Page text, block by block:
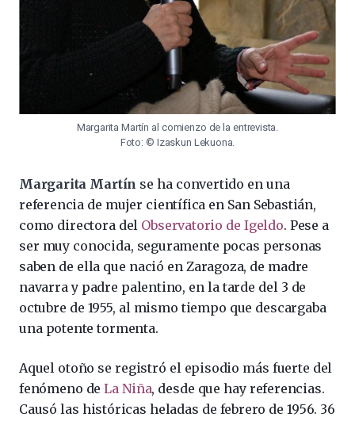
Margarita Martín al comienzo de la entrevista.
Foto: © Izaskun Lekuona.
Margarita Martín se ha convertido en una
referencia de mujer científica en San Sebastián,
como directora del Observatorio de Igeldo. Pese a
ser muy conocida, seguramente pocas personas
saben de ella que nació en Zaragoza, de madre
navarra y padre palentino, en la tarde del 3 de
octubre de 1955, al mismo tiempo que descargaba
una potente tormenta.
Aquel otoño se registró el episodio más fuerte del
fenómeno deLa Niña, desde que hay referencias.
Causó las históricas heladas de febrero de 1956. 36